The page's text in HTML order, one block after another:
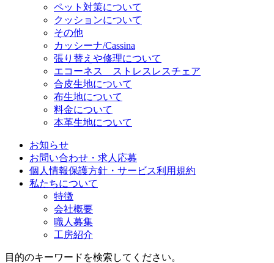
ペット対策について
クッションについて
その他
カッシーナ/Cassina
張り替えや修理について
エコーネス ストレスレスチェア
合皮生地について
布生地について
料金について
本革生地について
お知らせ
お問い合わせ・求人応募
個人情報保護方針・サービス利用規約
私たちについて
特徴
会社概要
職人募集
工房紹介
目的のキーワードを検索してください。